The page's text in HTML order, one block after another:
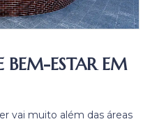
BEM-ESTAR EM
vai muito além das áreas